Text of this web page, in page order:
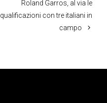
Roland Garros, al via le
qualificazioni con tre italiani in
campo